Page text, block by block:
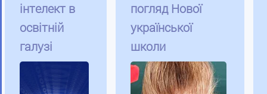
інтелект в
освітній
галузі
погляд Нової
української
школи